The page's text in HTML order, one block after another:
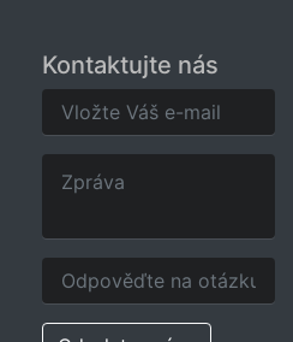
Kontaktujte nás